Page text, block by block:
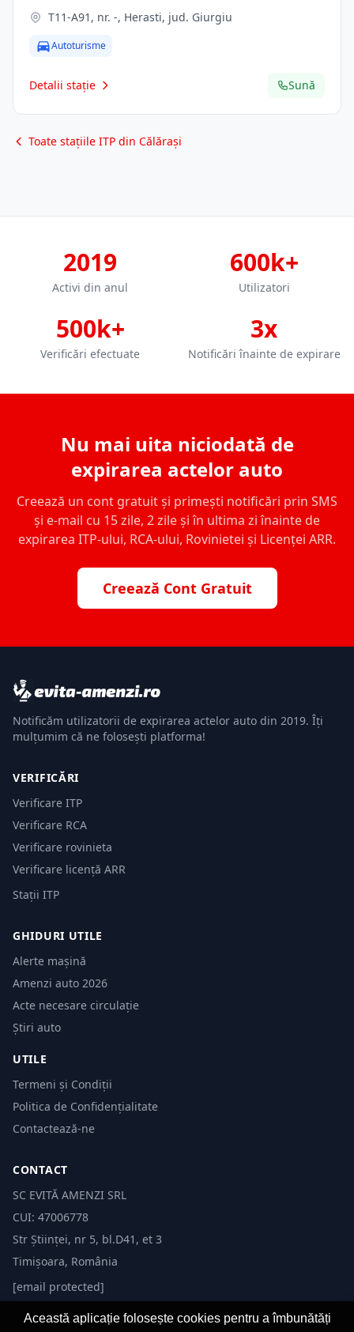
T11-A91, nr. -, Herasti, jud. Giurgiu
Autoturisme
Detalii stație Sună
Toate stațiile ITP din Călărași
2019
Activi din anul
600k+
Utilizatori
500k+
Verificări efectuate
3x
Notificări înainte de expirare
Nu mai uita niciodată de
expirarea actelor auto
Creează un cont gratuit și primești notificări prin SMS
și e-mail cu 15 zile, 2 zile și în ultima zi înainte de
expirarea ITP-ului, RCA-ului, Rovinietei și Licenței ARR.
Creează Cont Gratuit
Notificăm utilizatorii de expirarea actelor auto din 2019. Îți
mulțumim că ne folosești platforma!
VERIFICĂRI
Verificare ITP
Verificare RCA
Verificare rovinieta
Verificare licență ARR
Stații ITP
GHIDURI UTILE
Alerte mașină
Amenzi auto 2026
Acte necesare circulație
Știri auto
UTILE
Termeni și Condiții
Politica de Confidențialitate
Contactează-ne
CONTACT
SC EVITĂ AMENZI SRL
CUI: 47006778
Str Științei, nr 5, bl.D41, et 3
Timișoara, România
[email protected]
Această aplicație folosește cookies pentru a îmbunătăți